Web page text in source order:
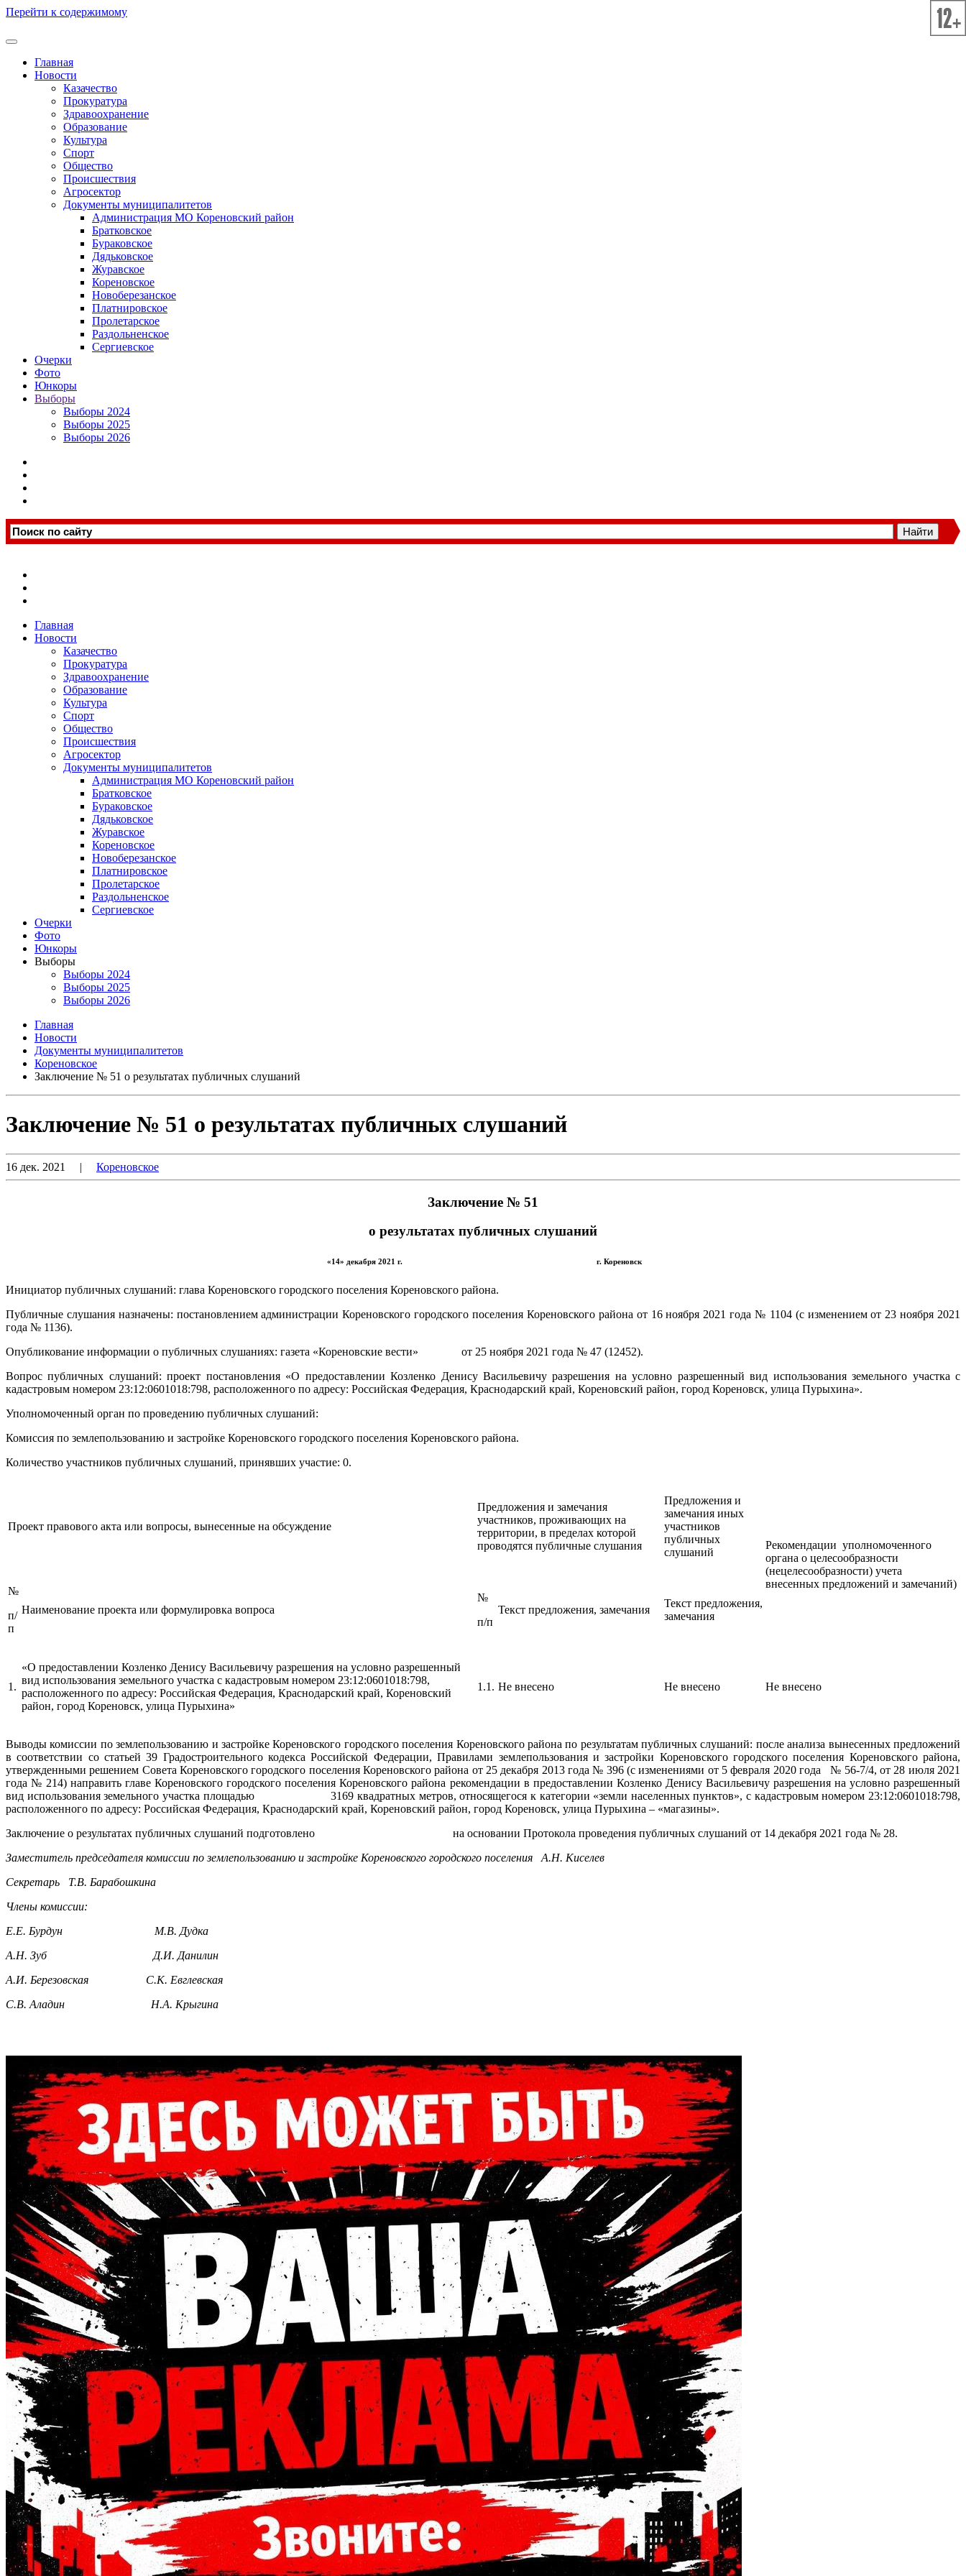
Перейти к содержимому
Главная
Новости
Казачество
Прокуратура
Здравоохранение
Образование
Культура
Спорт
Общество
Происшествия
Агросектор
Документы муниципалитетов
Администрация МО Кореновский район
Братковское
Бураковское
Дядьковское
Журавское
Кореновское
Новоберезанское
Платнировское
Пролетарское
Раздольненское
Сергиевское
Очерки
Фото
Юнкоры
Выборы
Выборы 2024
Выборы 2025
Выборы 2026
Главная
Новости
Казачество
Прокуратура
Здравоохранение
Образование
Культура
Спорт
Общество
Происшествия
Агросектор
Документы муниципалитетов
Администрация МО Кореновский район
Братковское
Бураковское
Дядьковское
Журавское
Кореновское
Новоберезанское
Платнировское
Пролетарское
Раздольненское
Сергиевское
Очерки
Фото
Юнкоры
Выборы
Выборы 2024
Выборы 2025
Выборы 2026
Главная
Новости
Документы муниципалитетов
Кореновское
Заключение № 51 о результатах публичных слушаний
Заключение № 51 о результатах публичных слушаний
16 дек. 2021 | Кореновское
Заключение № 51
о результатах публичных слушаний
«14» декабря 2021 г. г. Кореновск
Инициатор публичных слушаний: глава Кореновского городского поселения Кореновского района.
Публичные слушания назначены: постановлением администрации Кореновского городского поселения Кореновского района от 16 ноября 2021 года № 1104 (с изменением от 23 ноября 2021
года № 1136).
Опубликование информации о публичных слушаниях: газета «Кореновские вести» от 25 ноября 2021 года № 47 (12452).
Вопрос публичных слушаний: проект постановления «О предоставлении Козленко Денису Васильевичу разрешения на условно разрешенный вид использования земельного участка с
кадастровым номером 23:12:0601018:798, расположенного по адресу: Российская Федерация, Краснодарский край, Кореновский район, город Кореновск, улица Пурыхина».
Уполномоченный орган по проведению публичных слушаний:
Комиссия по землепользованию и застройке Кореновского городского поселения Кореновского района.
Количество участников публичных слушаний, принявших участие: 0.
Проект правового акта или вопросы, вынесенные на обсуждение
Предложения и замечания
участников, проживающих на
территории, в пределах которой
проводятся публичные слушания
Предложения и
замечания иных
участников
публичных
слушаний
Рекомендации уполномоченного
органа о целесообразности
(нецелесообразности) учета
внесенных предложений и замечаний)
№
п/
п
Наименование проекта или формулировка вопроса
№
п/п
Текст предложения, замечания
Текст предложения,
замечания
1.
«О предоставлении Козленко Денису Васильевичу разрешения на условно разрешенный
вид использования земельного участка с кадастровым номером 23:12:0601018:798,
расположенного по адресу: Российская Федерация, Краснодарский край, Кореновский
район, город Кореновск, улица Пурыхина»
1.1. Не внесено Не внесено Не внесено
Выводы комиссии по землепользованию и застройке Кореновского городского поселения Кореновского района по результатам публичных слушаний: после анализа вынесенных предложений
в соответствии со статьей 39 Градостроительного кодекса Российской Федерации, Правилами землепользования и застройки Кореновского городского поселения Кореновского района,
утвержденными решением Совета Кореновского городского поселения Кореновского района от 25 декабря 2013 года № 396 (с изменениями от 5 февраля 2020 года № 56-7/4, от 28 июля 2021
года № 214) направить главе Кореновского городского поселения Кореновского района рекомендации в предоставлении Козленко Денису Васильевичу разрешения на условно разрешенный
вид использования земельного участка площадью 3169 квадратных метров, относящегося к категории «земли населенных пунктов», с кадастровым номером 23:12:0601018:798,
расположенного по адресу: Российская Федерация, Краснодарский край, Кореновский район, город Кореновск, улица Пурыхина – «магазины».
Заключение о результатах публичных слушаний подготовлено на основании Протокола проведения публичных слушаний от 14 декабря 2021 года № 28.
Заместитель председателя комиссии по землепользованию и застройке Кореновского городского поселения А.Н. Киселев
Секретарь Т.В. Барабошкина
Члены комиссии:
Е.Е. Бурдун М.В. Дудка
А.Н. Зуб Д.И. Данилин
А.И. Березовская С.К. Евглевская
С.В. Аладин Н.А. Крыгина